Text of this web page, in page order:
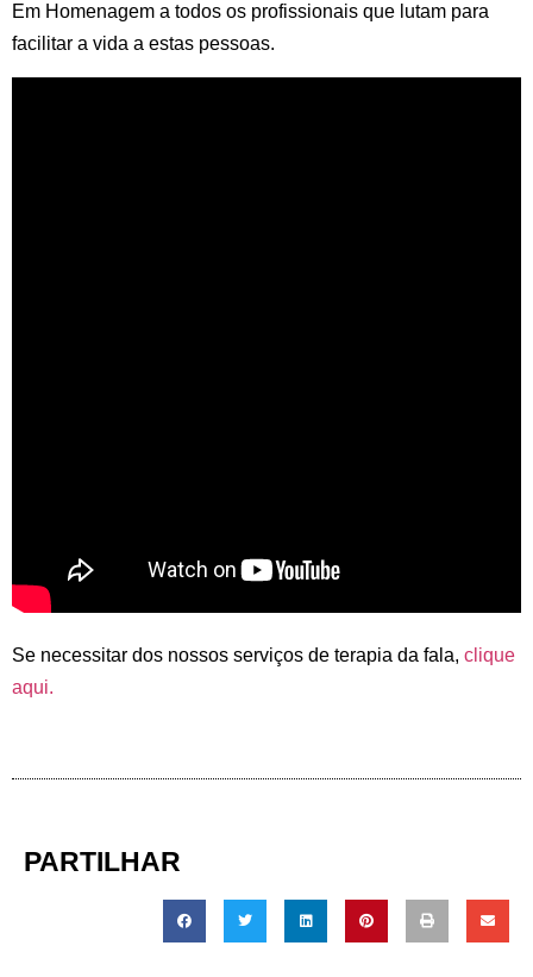
Em Homenagem a todos os profissionais que lutam para
facilitar a vida a estas pessoas.
Se necessitar dos nossos serviços de terapia da fala, clique
aqui.
PARTILHAR